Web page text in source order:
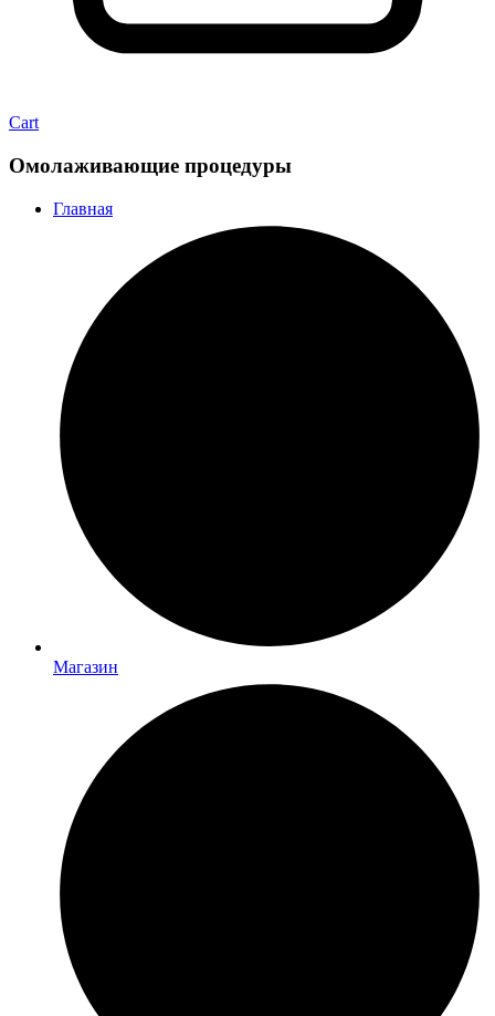
Cart
Омолаживающие процедуры
Главная
Магазин